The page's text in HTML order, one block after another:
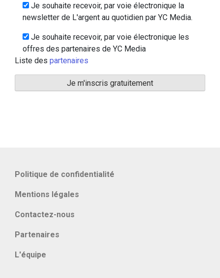
Je souhaite recevoir, par voie électronique la
newsletter de L'argent au quotidien par YC Media.
Je souhaite recevoir, par voie électronique les
offres des partenaires de YC Media
Liste des partenaires
Politique de confidentialité
Mentions légales
Contactez-nous
Partenaires
L'équipe